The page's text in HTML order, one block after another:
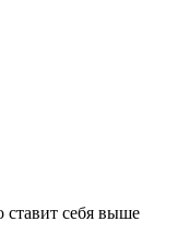
ставит себя выше